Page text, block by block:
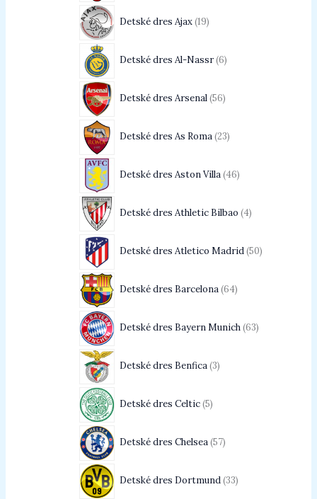
Detské dres Ajax 19
Detské dres Al-Nassr 6
Detské dres Arsenal 56
Detské dres As Roma 23
Detské dres Aston Villa 46
Detské dres Athletic Bilbao 4
Detské dres Atletico Madrid 50
Detské dres Barcelona 64
Detské dres Bayern Munich 63
Detské dres Benfica 3
Detské dres Celtic 5
Detské dres Chelsea 57
Detské dres Dortmund 33